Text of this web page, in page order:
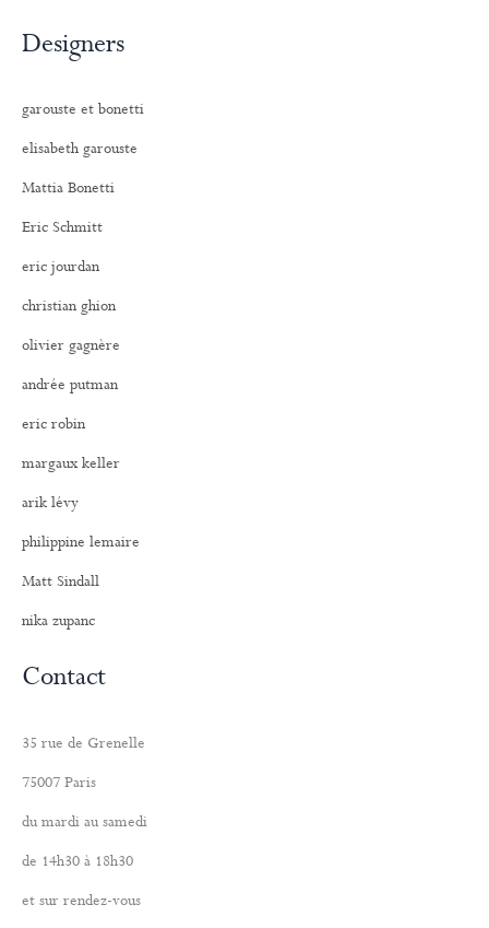
Designers
garouste et bonetti
elisabeth garouste
Mattia Bonetti
Eric Schmitt
eric jourdan
christian ghion
olivier gagnère
andrée putman
eric robin
margaux keller
arik lévy
philippine lemaire
Matt Sindall
nika zupanc
Contact
35 rue de Grenelle
75007 Paris
du mardi au samedi
de 14h30 à 18h30
et sur rendez-vous